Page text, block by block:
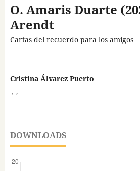
O. Amaris Duarte
Arendt
Cartas del recuerdo para los amigos
Cristina Álvarez Puerto
, ,
DOWNLOADS